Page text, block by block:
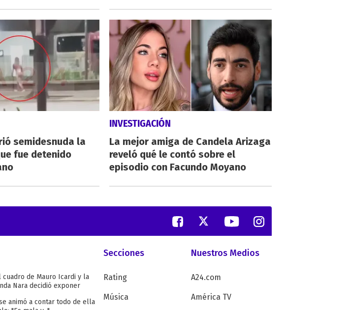
semidesnuda la
fue detenido
INVESTIGACIÓN
La mejor amiga de Candela Arizaga
reveló qué le contó sobre el
episodio con Facundo Moyano
de Mauro Icardi y la
Nara decidió exponer
animó a contar todo de ella
Secciones
Rating
Música
Nuestros Medios
A24.com
América TV